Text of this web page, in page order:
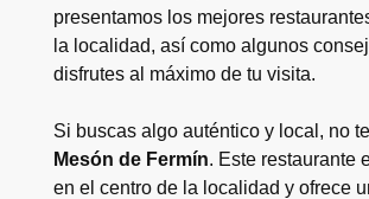
presentamos los mejores
la localidad, así como algunos
disfrutes al máximo de tu visita.
Si buscas algo auténtico y local, no
Mesón de Fermín. Este restaurante
en el centro de la localidad y ofrece